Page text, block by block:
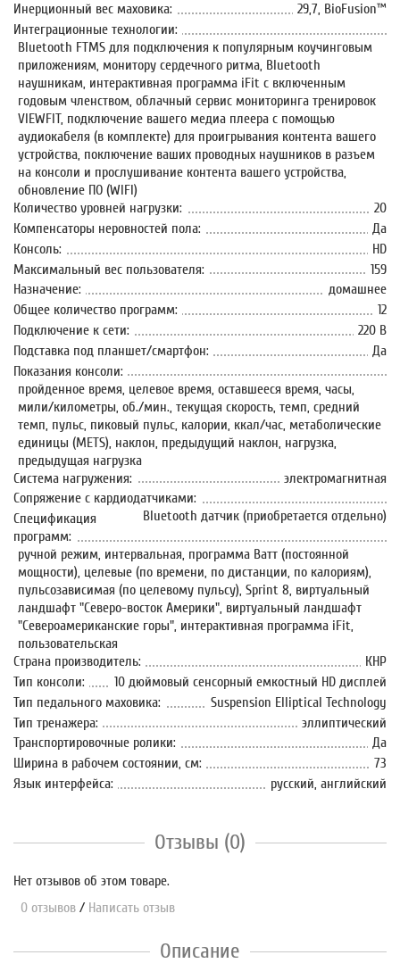
Инерционный вес маховика:
29,7, BioFusion™
Интеграционные технологии:
Bluetooth FTMS для подключения к популярным коучинговым
приложениям, монитору сердечного ритма, Bluetooth
наушникам, интерактивная программа iFit с включенным
годовым членством, облачный сервис мониторинга тренировок
VIEWFIT, подключение вашего медиа плеера с помощью
аудиокабеля (в комплекте) для проигрывания контента вашего
устройства, поключение ваших проводных наушников в разъем
на консоли и прослушивание контента вашего устройства,
обновление ПО (WIFI)
Количество уровней нагрузки:
20
Компенсаторы неровностей пола:
Да
Консоль:
HD
Максимальный вес пользователя:
159
Назначение:
домашнее
Общее количество программ:
12
Подключение к сети:
220 В
Подставка под планшет/смартфон:
Да
Показания консоли:
пройденное время, целевое время, оставшееся время, часы,
мили/километры, об./мин., текущая скорость, темп, средний
темп, пульс, пиковый пульс, калории, ккал/час, метаболические
единицы (METS), наклон, предыдущий наклон, нагрузка,
предыдущая нагрузка
Система нагружения:
электромагнитная
Сопряжение с кардиодатчиками:
Bluetooth датчик (приобретается отдельно)
Спецификация
программ:
ручной режим, интервальная, программа Ватт (постоянной
мощности), целевые (по времени, по дистанции, по калориям),
пульсозависимая (по целевому пульсу), Sprint 8, виртуальный
ландшафт "Северо-восток Америки", виртуальный ландшафт
"Североамериканские горы", интерактивная программа iFit,
пользовательская
Страна производитель:
КНР
Тип консоли:
10 дюймовый сенсорный емкостный HD дисплей
Тип педального маховика:
Suspension Elliptical Technology
Тип тренажера:
эллиптический
Транспортировочные ролики:
Да
Ширина в рабочем состоянии, см:
73
Язык интерфейса:
русский, английский
Отзывы (0)
Нет отзывов об этом товаре.
0 отзывов / Написать отзыв
Описание